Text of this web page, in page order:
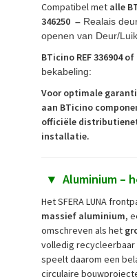
Compatibel met alle
346250 – Realais
openen van Deur/
BTicino REF 336904 of
bekabeling:
Voor optimale
aan BTicino
officiële
installatie.
▼ Aluminium –
Het SFERA LUNA
massief aluminium,
omschreven als het
volledig
speelt daarom een
circulaire